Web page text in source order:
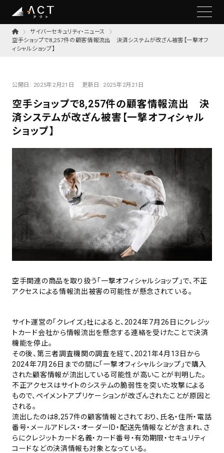
サイバーセキュリティ・ニュース
空手ショップで8,257件の顧客情報流出 決済システムが改ざん被害【一撃オフ
ィシャルショップ】
公開日: 2025年2月21日 更新日: 2025年2月21日
空手ショップで8,257件の顧客情報流出 決
済システムが改ざん被害【一撃オフィシャル
ショップ】
空手関連の商品を取り扱う「一撃オフィシャルショップ」で、不正
アクセスによる情報流出被害の可能性が懸念されている。
サイト運営の「クレイズ」社によると、2024年7月26日にクレジッ
トカード会社から情報流出を懸念する連絡を受けたことで決済
機能を停止。
その後、第三者調査機関の調査を経て、2021年4月13日から
2024年7月26日までの間に「一撃オフィシャルショップ」で購入
された顧客情報が流出している可能性が高いことが判明した。
不正アクセスはサイトのシステムの脆弱性を突いた攻撃による
もので、ペイメントアプリケーションが改ざんされたことが原因と
される。
流出したのは8,257件の顧客情報とされており、氏名・住所・電話
番号・メールアドレス・オーダーID・配送先情報などが含まれ、さ
らにクレジットカード名義・カード番号・有効期限・セキュリティ
コードなどの決済情報も対象となっている。